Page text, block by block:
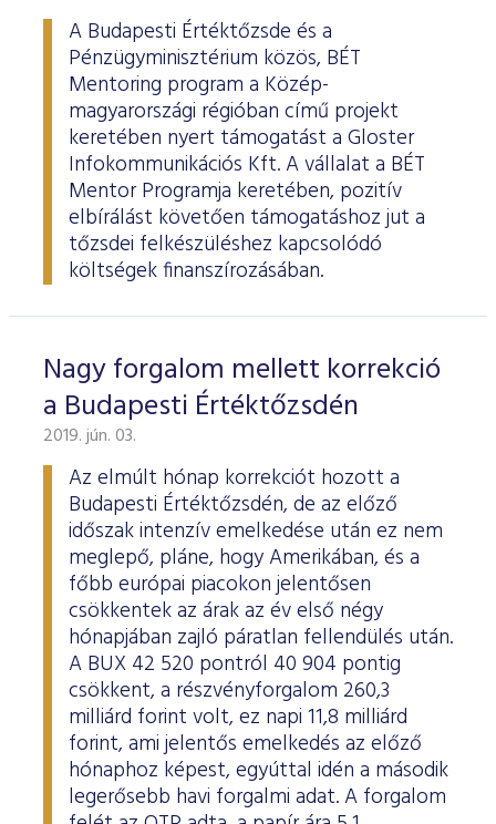
A Budapesti Értéktőzsde és a
Pénzügyminisztérium közös, BÉT
Mentoring program a Közép-
magyarországi régióban című projekt
keretében nyert támogatást a Gloster
Infokommunikációs Kft. A vállalat a BÉT
Mentor Programja keretében, pozitív
elbírálást követően támogatáshoz jut a
tőzsdei felkészüléshez kapcsolódó
költségek finanszírozásában.
Nagy forgalom mellett korrekció
a Budapesti Értéktőzsdén
2019. jún. 03.
Az elmúlt hónap korrekciót hozott a
Budapesti Értéktőzsdén, de az előző
időszak intenzív emelkedése után ez nem
meglepő, pláne, hogy Amerikában, és a
főbb európai piacokon jelentősen
csökkentek az árak az év első négy
hónapjában zajló páratlan fellendülés után.
A BUX 42 520 pontról 40 904 pontig
csökkent, a részvényforgalom 260,3
milliárd forint volt, ez napi 11,8 milliárd
forint, ami jelentős emelkedés az előző
hónaphoz képest, egyúttal idén a második
legerősebb havi forgalmi adat. A forgalom